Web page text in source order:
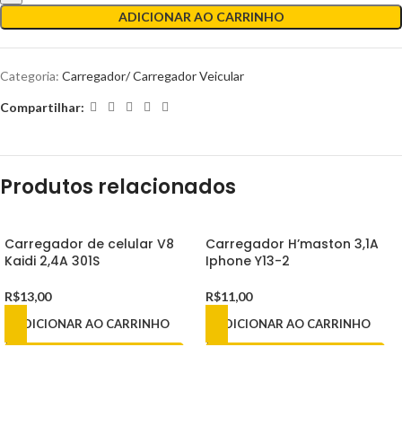
ADICIONAR AO CARRINHO
Categoria: Carregador/ Carregador Veicular
Compartilhar:
Produtos relacionados
Carregador de celular V8
Kaidi 2,4A 301S
R$13,00
ADICIONAR AO CARRINHO
Carregador H’maston 3,1A
Iphone Y13-2
R$11,00
ADICIONAR AO CARRINHO